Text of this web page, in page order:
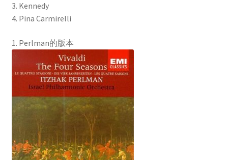
3. Kennedy
4. Pina Carmirelli
1. Perlman的版本